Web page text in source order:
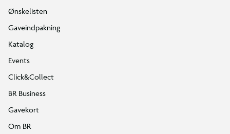
Ønskelisten
Gaveindpakning
Katalog
Events
Click&Collect
BR Business
Gavekort
Om BR